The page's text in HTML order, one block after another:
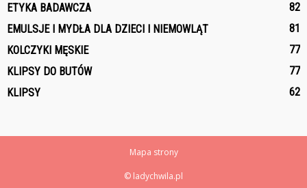
ETYKA BADAWCZA
82
EMULSJE I MYDŁA DLA DZIECI I NIEMOWLĄT
81
KOLCZYKI MĘSKIE
77
KLIPSY DO BUTÓW
77
KLIPSY
62
Mapa strony
© ladychwila.pl